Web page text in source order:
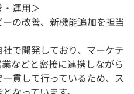
運用＞
の改善、新機能追加を担当
で開発しており、マーケテ
などと密接に連携しながら
貫して行っているため、ス